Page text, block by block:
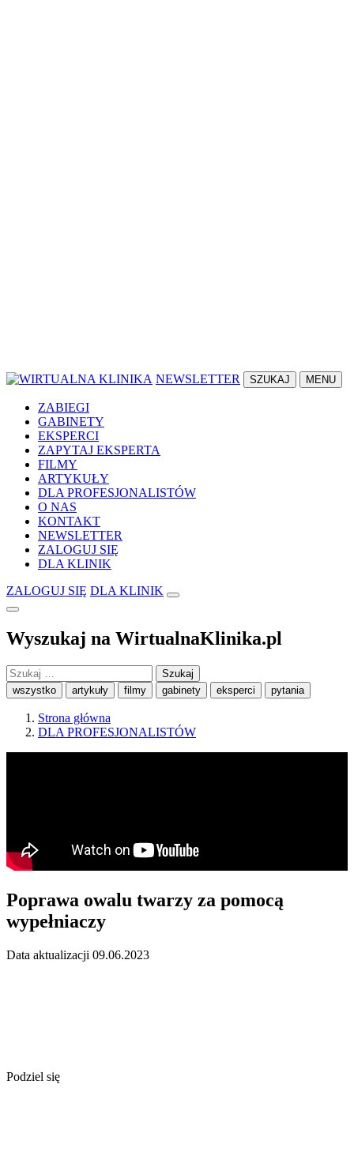
NEWSLETTER SZUKAJ MENU
ZABIEGI
GABINETY
EKSPERCI
ZAPYTAJ EKSPERTA
FILMY
ARTYKUŁY
DLA PROFESJONALISTÓW
O NAS
KONTAKT
NEWSLETTER
ZALOGUJ SIĘ
DLA KLINIK
ZALOGUJ SIĘ DLA KLINIK
Wyszukaj na WirtualnaKlinika.pl
Szukaj:
wszystko artykuły filmy gabinety eksperci pytania
Strona główna
DLA PROFESJONALISTÓW
Poprawa owalu twarzy za pomocą
wypełniaczy
Data aktualizacji 09.06.2023
Podziel się